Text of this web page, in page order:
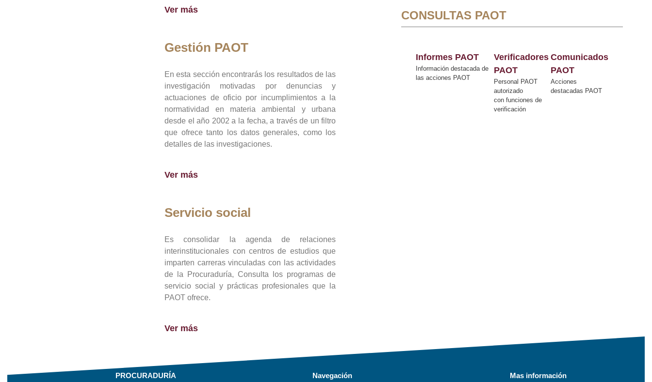
Ver más
Gestión PAOT
En esta sección encontrarás los resultados de las
investigación motivadas por denuncias y
actuaciones de oficio por incumplimientos a la
normatividad en materia ambiental y urbana
desde el año 2002 a la fecha, a través de un filtro
que ofrece tanto los datos generales, como los
detalles de las investigaciones.
Ver más
Servicio social
Es consolidar la agenda de relaciones
interinstitucionales con centros de estudios que
imparten carreras vinculadas con las actividades
de la Procuraduría, Consulta los programas de
servicio social y prácticas profesionales que la
PAOT ofrece.
Ver más
CONSULTAS PAOT
Informes PAOT
Información destacada de
las acciones PAOT
Verificadores
PAOT
Personal PAOT
autorizado
con funciones de
verificación
Comunicados
PAOT
Acciones
destacadas PAOT
PROCURADURÍA Navegación Mas información